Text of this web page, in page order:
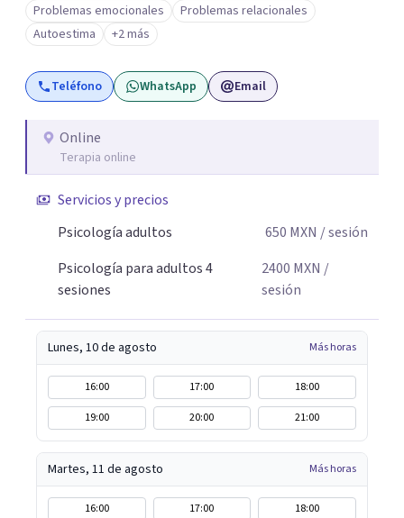
Problemas emocionales
Problemas relacionales
Autoestima
+2 más
Teléfono WhatsApp Email
Online
Terapia online
Servicios y precios
Psicología adultos
650 MXN / sesión
Psicología para adultos 4
sesiones
2400 MXN /
sesión
Lunes, 10 de agosto Más horas
16:00 17:00
18:00
19:00
20:00 21:00
Martes, 11 de agosto Más horas
16:00 17:00
18:00